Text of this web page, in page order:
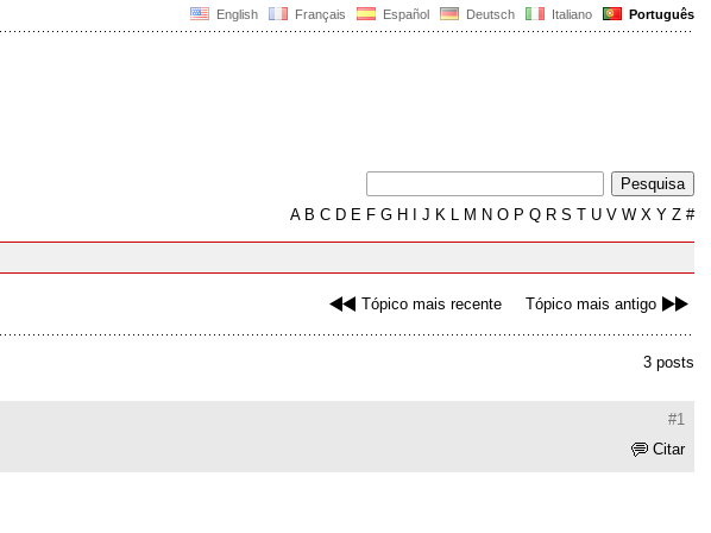
English Français Español Deutsch Italiano Português
AB C D E F G H J K L M N O P Q R S T U V W X Y Z #
Tópico mais recente Tópico mais antigo
3 posts
#1
Citar